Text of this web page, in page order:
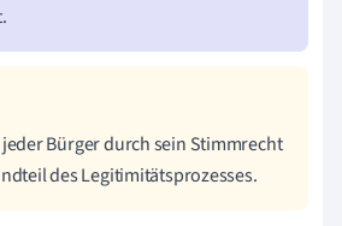
Bürger durch sein Stimmrecht
des Legitimitätsprozesses.